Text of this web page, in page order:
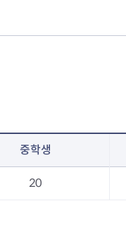
중학생
20